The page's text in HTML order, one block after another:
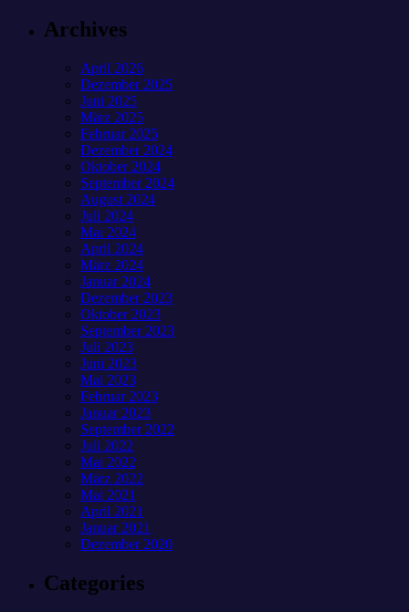
Archives
April 2026
Dezember 2025
Juni 2025
März 2025
Februar 2025
Dezember 2024
Oktober 2024
September 2024
August 2024
Juli 2024
Mai 2024
April 2024
März 2024
Januar 2024
Dezember 2023
Oktober 2023
September 2023
Juli 2023
Juni 2023
Mai 2023
Februar 2023
Januar 2023
September 2022
Juli 2022
Mai 2022
März 2022
Mai 2021
April 2021
Januar 2021
Dezember 2020
Categories